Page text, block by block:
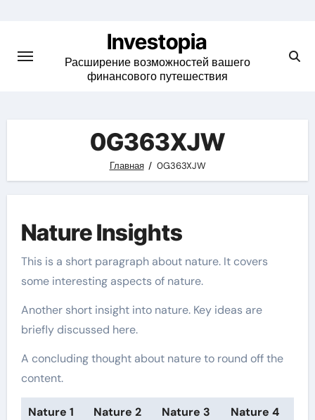
content
Investopia
Расширение возможностей вашего
финансового путешествия
0G363XJW
Главная 0G363XJW
Nature Insights
This is a short paragraph about nature. It covers
some interesting aspects of nature.
Another short insight into nature. Key ideas are
briefly discussed here.
A concluding thought about nature to round off the
content.
Nature 1 Nature 2 Nature 3
Nature 4